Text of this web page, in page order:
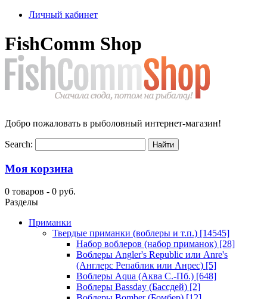
Личный кабинет
FishComm Shop
Добро пожаловать в рыболовный интернет-магазин!
Search:
Моя корзина
0 товаров - 0 руб.
Разделы
Приманки
Твердые приманки (воблеры и т.п.) [14545]
Набор воблеров (набор приманок) [28]
Воблеры Angler's Republic или Anre's
(Англерс Репаблик или Анрес) [5]
Воблеры Aqua (Аква С.-Пб.) [648]
Воблеры Bassday (Бассдей) [2]